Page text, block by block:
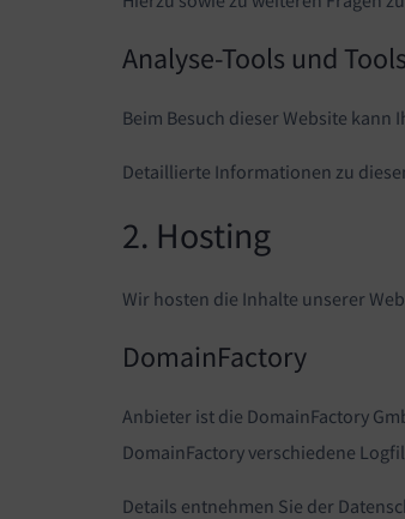
Analyse-Tools und
Beim Besuch dieser Website
Detaillierte Informationen zu
2. Hosting
Wir hosten die Inhalte unserer
DomainFactory
Anbieter ist die DomainFactory
DomainFactory verschiedene
Details entnehmen Sie der